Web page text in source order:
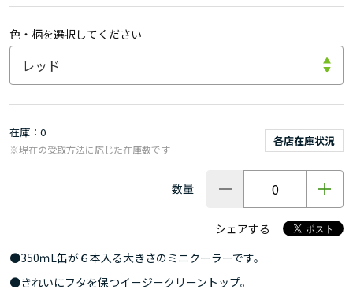
色・柄を選択してください
在庫 0
各店在庫状況
※現在の受取方法に応じた在庫数です
数量
シェアする
●350ｍL缶が６本入る大きさのミニクーラーです。
●きれいにフタを保つイージークリーントップ。